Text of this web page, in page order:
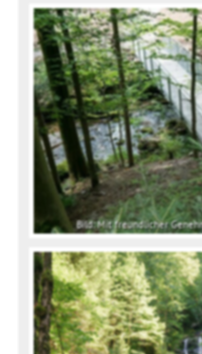
Bild: Mit freundlicher